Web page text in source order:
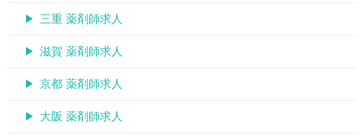
三重 薬剤師求人
滋賀 薬剤師求人
京都 薬剤師求人
大阪 薬剤師求人